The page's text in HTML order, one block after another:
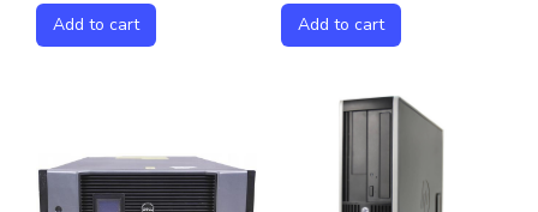
Add to cart Add to cart